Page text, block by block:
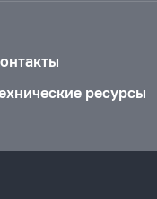
ресурсы